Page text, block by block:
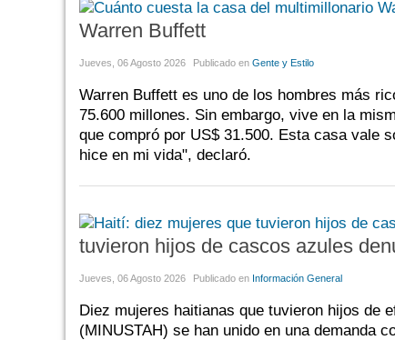
Warren Buffett
Jueves, 06 Agosto 2026 Publicado en Gente y Estilo
Warren Buffett es uno de los hombres más
75.600 millones. Sin embargo, vive en la
que compró por US$ 31.500. Esta casa vale
hice en mi vida", declaró.
tuvieron hijos de cascos azules
Jueves, 06 Agosto 2026 Publicado en Información General
Diez mujeres haitianas que tuvieron hijos de
(MINUSTAH) se han unido en una demanda